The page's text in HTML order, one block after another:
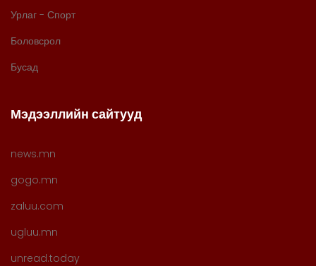
Урлаг - Спорт
Боловсрол
Бусад
Мэдээллийн сайтууд
news.mn
gogo.mn
zaluu.com
ugluu.mn
unread.today